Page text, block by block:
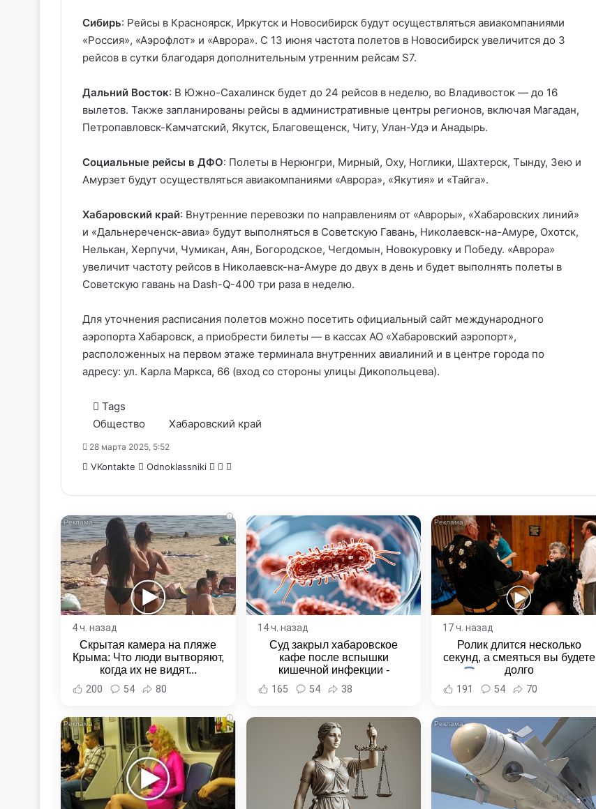
Сибирь: Рейсы в Красноярск, Иркутск и Новосибирск будут осуществляться авиакомпаниями
«Россия», «Аэрофлот» и «Аврора». С 13 июня частота полетов в Новосибирск увеличится до 3
рейсов в сутки благодаря дополнительным утренним рейсам S7.
Дальний Восток: В Южно-Сахалинск будет до 24 рейсов в неделю, во Владивосток — до 16
вылетов. Также запланированы рейсы в административные центры регионов, включая Магадан,
Петропавловск-Камчатский, Якутск, Благовещенск, Читу, Улан-Удэ и Анадырь.
Социальные рейсы в ДФО: Полеты в Нерюнгри, Мирный, Оху, Ноглики, Шахтерск, Тынду, Зею и
Амурзет будут осуществляться авиакомпаниями «Аврора», «Якутия» и «Тайга».
Хабаровский край: Внутренние перевозки по направлениям от «Авроры», «Хабаровских линий»
и «Дальнереченск-авиа» будут выполняться в Советскую Гавань, Николаевск-на-Амуре, Охотск,
Нелькан, Херпучи, Чумикан, Аян, Богородское, Чегдомын, Новокуровку и Победу. «Аврора»
увеличит частоту рейсов в Николаевск-на-Амуре до двух в день и будет выполнять полеты в
Советскую гавань на Dash-Q-400 три раза в неделю.
Для уточнения расписания полетов можно посетить официальный сайт международного
аэропорта Хабаровск, а приобрести билеты — в кассах АО «Хабаровский аэропорт»,
расположенных на первом этаже терминала внутренних авиалиний и в центре города по
адресу: ул. Карла Маркса, 66 (вход со стороны улицы Дикопольцева).
Tags
Общество
Хабаровский край
28 марта 2025, 5:52
VKontakte Odnoklassniki WhatsApp
Telegram
Email
i
4 ч. назад
Скрытая камера на пляже
Крыма: Что люди вытворяют,
когда их не видят...
200 54 80
14 ч. назад
Суд закрыл хабаровское
кафе после вспышки
кишечной инфекции -
Новости Хабаровска и
Хабаровского края
165 54 38
17 ч. назад
Ролик длится несколько
секунд, а смеяться вы будете
долго
191 54 70
i